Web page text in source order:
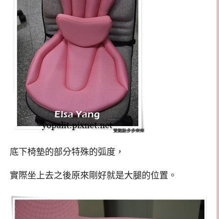
底下椅墊的部分特殊的弧度，
實際坐上去之後原來剛好就是大腿的位置。